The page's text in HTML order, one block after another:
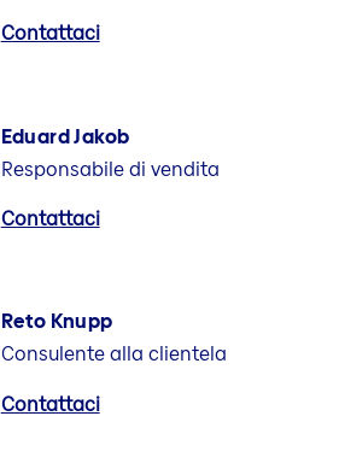
Contattaci
Eduard Jakob
Responsabile di vendita
Contattaci
Reto Knupp
Consulente alla clientela
Contattaci